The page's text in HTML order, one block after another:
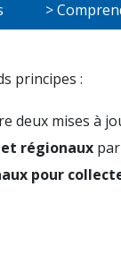
>
principes :
deux mises à
régionaux
pour